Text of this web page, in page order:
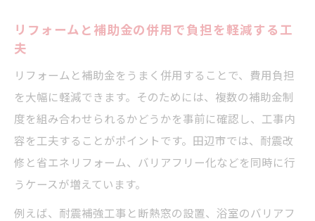
リフォームと補助金の併用で負担を軽減する工
夫
リフォームと補助金をうまく併用することで、費用負担
を大幅に軽減できます。そのためには、複数の補助金制
度を組み合わせられるかどうかを事前に確認し、工事内
容を工夫することがポイントです。田辺市では、耐震改
修と省エネリフォーム、バリアフリー化などを同時に行
うケースが増えています。
例えば、耐震補強工事と断熱窓の設置、浴室のバリアフ